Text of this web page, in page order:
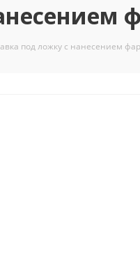
под ложку с нанесением